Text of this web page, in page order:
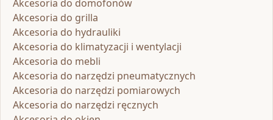
Akcesoria do domofonów
Akcesoria do grilla
Akcesoria do hydrauliki
Akcesoria do klimatyzacji i wentylacji
Akcesoria do mebli
Akcesoria do narzędzi pneumatycznych
Akcesoria do narzędzi pomiarowych
Akcesoria do narzędzi ręcznych